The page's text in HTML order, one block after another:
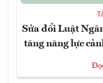
Sửa đổi Luật
tăng năng lực